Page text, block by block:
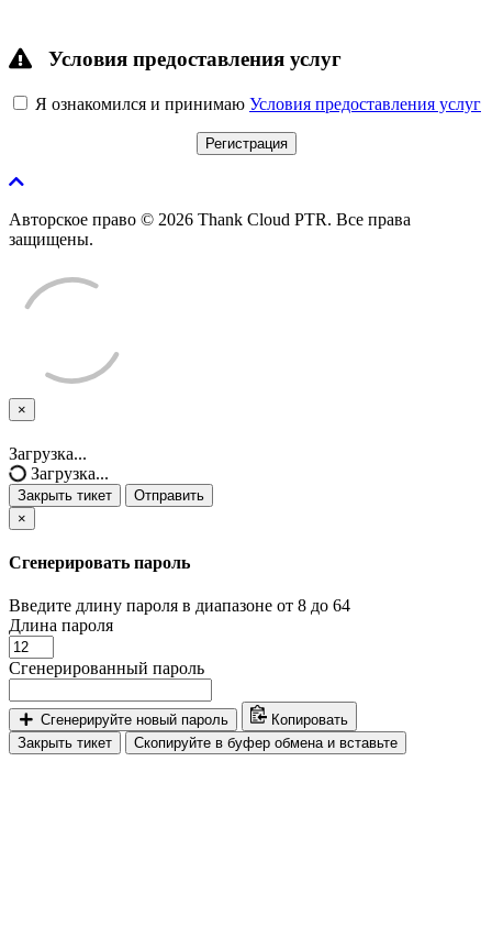
Условия предоставления услуг
Я ознакомился и принимаю Условия предоставления услуг
Авторское право © 2026 Thank Cloud PTR. Все права
защищены.
×
Закрыть
Загрузка...
Загрузка...
Закрыть тикет
Отправить
×
Сгенерировать пароль
Введите длину пароля в диапазоне от 8 до 64
Длина пароля
Сгенерированный пароль
Сгенерируйте новый пароль
Копировать
Закрыть тикет
Скопируйте в буфер обмена и вставьте